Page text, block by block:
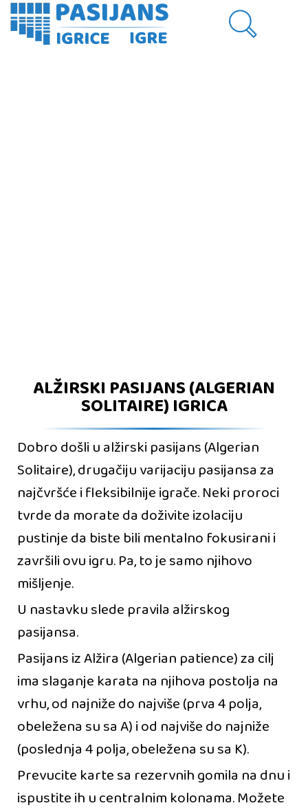
ALŽIRSKI PASIJANS (ALGERIAN
SOLITAIRE) IGRICA
Dobro došli u alžirski pasijans (Algerian
Solitaire), drugačiju varijaciju pasijansa za
najčvršće i fleksibilnije igrače. Neki proroci
tvrde da morate da doživite izolaciju
pustinje da biste bili mentalno fokusirani i
završili ovu igru. Pa, to je samo njihovo
mišljenje.
U nastavku slede pravila alžirskog
pasijansa.
Pasijans iz Alžira (Algerian patience) za cilj
ima slaganje karata na njihova postolja na
vrhu, od najniže do najviše (prva 4 polja,
obeležena su sa A) i od najviše do najniže
(poslednja 4 polja, obeležena su sa K).
Prevucite karte sa rezervnih gomila na dnu i
ispustite ih u centralnim kolonama. Možete